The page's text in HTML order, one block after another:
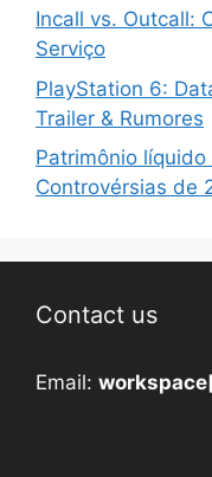
Incall vs. Outcall:
Serviço
PlayStation 6:
Trailer & Rumores
Patrimônio
Controvérsias de
Contact us
Email: